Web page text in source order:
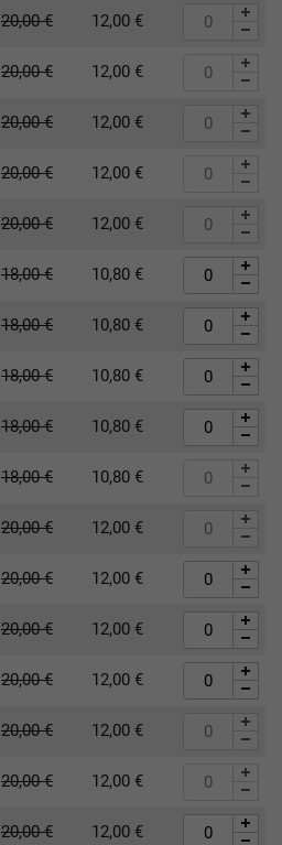
20,00€ 12,00 €
20,00€ 12,00 €
20,00€ 12,00 €
20,00€ 12,00 €
20,00€ 12,00 €
18,00€ 10,80 €
18,00€ 10,80 €
18,00€ 10,80 €
18,00€ 10,80 €
18,00€ 10,80 €
20,00€ 12,00 €
20,00€ 12,00 €
20,00€ 12,00 €
20,00€ 12,00 €
20,00€ 12,00 €
20,00€ 12,00 €
20,00€ 12,00 €